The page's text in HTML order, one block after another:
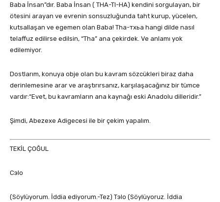
Baba İnsan”dır. Baba İnsan ( THA-TI-HA) kendini sorgulayan, bir
ötesini arayan ve evrenin sonsuzluğunda taht kurup, yücelen,
kutsallaşan ve egemen olan Baba! Tha-тхьа hangi dilde nasıl
telaffuz edilirse edilsin, “Tha” ana çekirdek. Ve anlamı yok
edilemiyor.
Dostlarım, konuya obje olan bu kavram sözcükleri biraz daha
derinlemesine arar ve araştırırsanız, karşılaşacağınız bir tümce
vardır:“Evet, bu kavramların ana kaynağı eski Anadolu dilleridir.”
Şimdi, Abezexe Adigecesi ile bir çekim yapalım.
TEKİL ÇOĞUL
СэIo
(Söylüyorum. İddia ediyorum.-Tez) ТэIо (Söylüyoruz. İddia